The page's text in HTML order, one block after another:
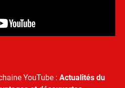
YouTube : Actualités du